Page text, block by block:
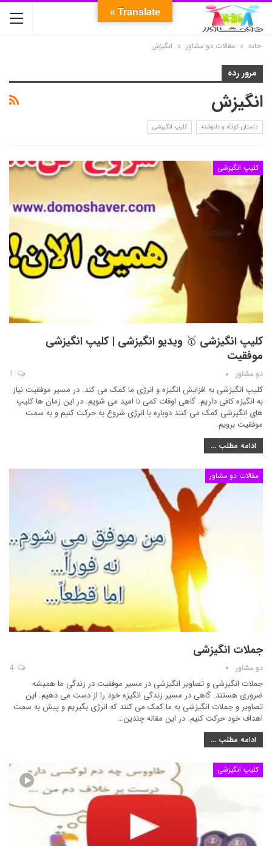
خانه مقالات دو مشاور انگیزش
مرور رده
انگیزش
داستان کوتاه و دلنوشته کلیپ انگیزشی
کلیپ انگیزشی
کلیپ انگیزشی 🥇 ویدیو انگیزشی | کلیپ انگیزشی
موفقیت
دو مشاور
کلیپ انگیزشی به افزایش انگیزه و انرژی ما کمک می کند. در مسیر موفقیت نیاز
به انگیزه کافی داریم. گاهی اوقات کمی نا امید می شویم. در این زمان ها کلیپ
های انگیزشی کمک می کنند دوباره با انرژی شروع به حرکت کنیم و به سمت
موفقیت برویم.
ادامه مطلب ...
مقالات دو مشاور
جملات انگیزشی
دو مشاور
جملات انگیزشی و تصاویر انگیزشی در مسیر موفقیت در زندگی ما همیشه
ضروری هستند. گاهی در مسیر زندگی انگیزه خود را از دست می دهیم. این
تصاویر و جملات انگیزشی به ما کمک می کنند که انرژی بگیریم و پیش به سمت
اهداف خود حرکت کنیم. در این مقاله چندین…
ادامه مطلب ...
کلیپ انگیزشی
Translate »